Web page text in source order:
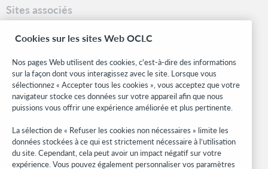
Sites associés
Formats bibliographiques
Research
WebJunction
Réseau des développeurs
Soyez informé
Recevez les dernières nouvelles sur les produits et services, des
études, des événements, et plus.
Cookies sur les sites Web OCLC
Nos pages Web utilisent des cookies, c'est-à-dire des informations
sur la façon dont vous interagissez avec le site. Lorsque vous
sélectionnez « Accepter tous les cookies », vous acceptez que votre
navigateur stocke ces données sur votre appareil afin que nous
puissions vous offrir une expérience améliorée et plus pertinente.
La sélection de « Refuser les cookies non nécessaires » limite les
données stockées à ce qui est strictement nécessaire à l’utilisation
du site. Cependant, cela peut avoir un impact négatif sur votre
expérience. Vous pouvez également personnaliser vos paramètres